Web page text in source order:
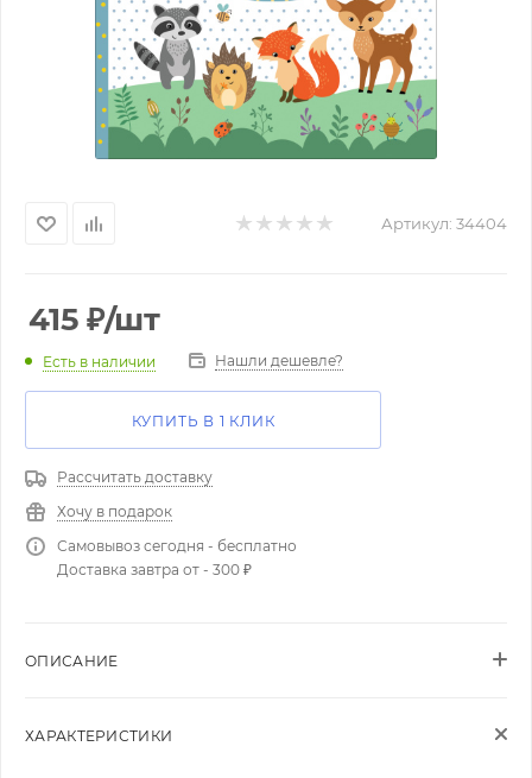
Артикул: 34404
415 ₽/шт
Есть в наличии Нашли дешевле?
КУПИТЬ В 1 КЛИК
Рассчитать доставку
Хочу в подарок
Самовывоз сегодня - бесплатно
Доставка завтра от - 300 ₽
ОПИСАНИЕ
ХАРАКТЕРИСТИКИ